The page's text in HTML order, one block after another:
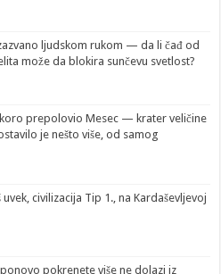
ljudskom rukom — da li čađ od
može da blokira sunčevu svetlost?
prepolovio Mesec — krater veličine
je nešto više, od samog
civilizacija Tip 1., na Kardaševljevoj
pokrenete više ne dolazi iz